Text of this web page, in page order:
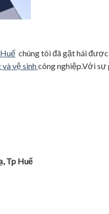
chúng tôi đã gặt hái
vệ sinhcông nghiệp.Với sự
Tp Huê